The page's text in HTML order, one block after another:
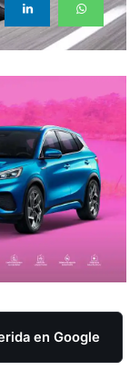
en Google